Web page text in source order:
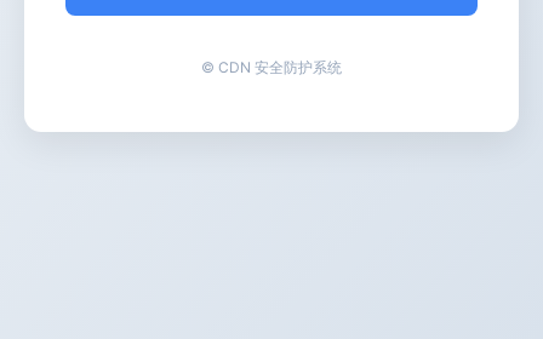
© CDN 安全防护系统